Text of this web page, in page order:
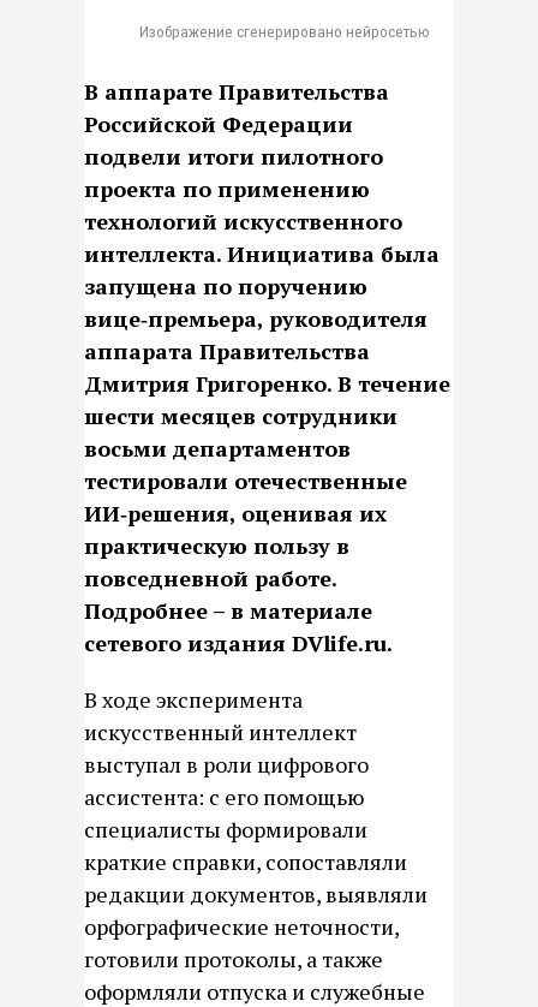
Изображение сгенерировано нейросетью
В аппарате Правительства
Российской Федерации
подвели итоги пилотного
проекта по применению
технологий искусственного
интеллекта. Инициатива была
запущена по поручению
вице‑премьера, руководителя
аппарата Правительства
Дмитрия Григоренко. В течение
шести месяцев сотрудники
восьми департаментов
тестировали отечественные
ИИ‑решения, оценивая их
практическую пользу в
повседневной работе.
Подробнее – в материале
сетевого издания DVlife.ru.
В ходе эксперимента
искусственный интеллект
выступал в роли цифрового
ассистента: с его помощью
специалисты формировали
краткие справки, сопоставляли
редакции документов, выявляли
орфографические неточности,
готовили протоколы, а также
оформляли отпуска и служебные